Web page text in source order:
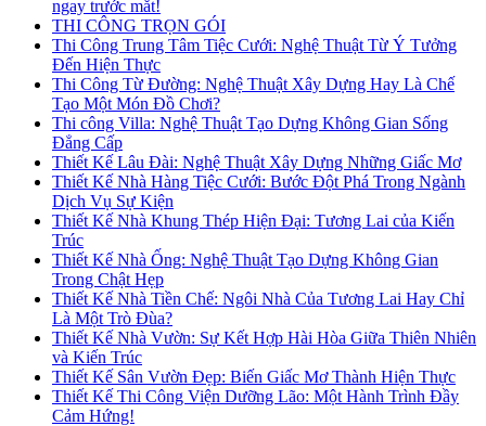
ngay trước mắt!
THI CÔNG TRỌN GÓI
Thi Công Trung Tâm Tiệc Cưới: Nghệ Thuật Từ Ý Tưởng
Đến Hiện Thực
Thi Công Từ Đường: Nghệ Thuật Xây Dựng Hay Là Chế
Tạo Một Món Đồ Chơi?
Thi công Villa: Nghệ Thuật Tạo Dựng Không Gian Sống
Đẳng Cấp
Thiết Kế Lâu Đài: Nghệ Thuật Xây Dựng Những Giấc Mơ
Thiết Kế Nhà Hàng Tiệc Cưới: Bước Đột Phá Trong Ngành
Dịch Vụ Sự Kiện
Thiết Kế Nhà Khung Thép Hiện Đại: Tương Lai của Kiến
Trúc
Thiết Kế Nhà Ống: Nghệ Thuật Tạo Dựng Không Gian
Trong Chật Hẹp
Thiết Kế Nhà Tiền Chế: Ngôi Nhà Của Tương Lai Hay Chỉ
Là Một Trò Đùa?
Thiết Kế Nhà Vườn: Sự Kết Hợp Hài Hòa Giữa Thiên Nhiên
và Kiến Trúc
Thiết Kế Sân Vườn Đẹp: Biến Giấc Mơ Thành Hiện Thực
Thiết Kế Thi Công Viện Dưỡng Lão: Một Hành Trình Đầy
Cảm Hứng!